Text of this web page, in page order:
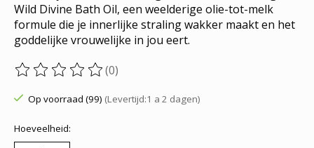
Wild Divine Bath Oil, een weelderige olie-tot-melk
formule die je innerlijke straling wakker maakt en het
goddelijke vrouwelijke in jou eert.
De beoordeling van dit product is
(0)
Op voorraad (99) (Levertijd:1 a 2 dagen)
Hoeveelheid: